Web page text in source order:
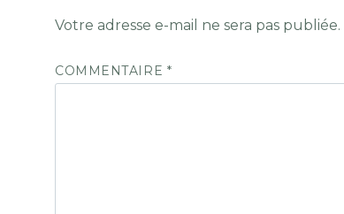
Votre adresse e-mail ne sera pas publiée.
COMMENTAIRE *